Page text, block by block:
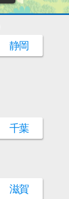
静岡
千葉
滋賀